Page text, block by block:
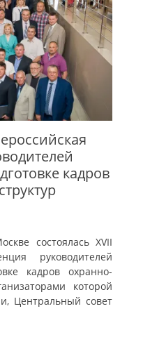
кадров
состоялась XVII
руководителей
кадров охранно-
которой
Центральный совет